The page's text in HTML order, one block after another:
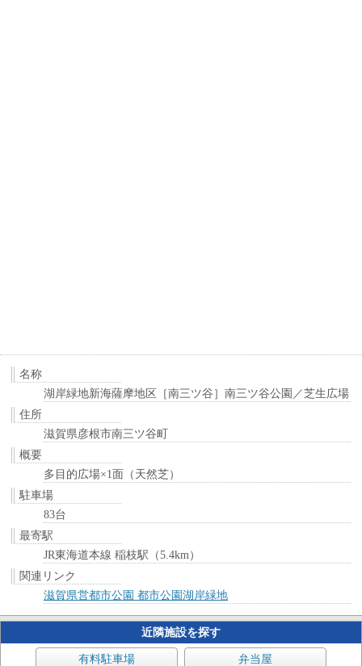
名称
湖岸緑地新海薩摩地区［南三ツ谷］南三ツ谷公園／芝生広場
住所
滋賀県彦根市南三ツ谷町
概要
多目的広場×1面（天然芝）
駐車場
83台
最寄駅
JR東海道本線 稲枝駅（5.4km）
関連リンク
滋賀県営都市公園 都市公園湖岸緑地
近隣施設を探す
有料駐車場 弁当屋